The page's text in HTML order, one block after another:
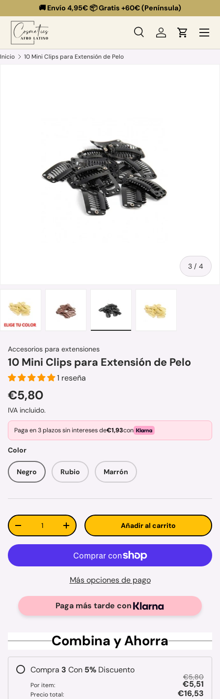
Ir al contenido
🚚 Envío 4,95€ 📦 Gratis +60€ (Península)
Buscar
Buscar
BuscarIniciar sesión
Carrito
Menú
Inicio 10 Mini Clips para Extensión de Pelo
3 / de
4
Accesorios para extensiones
10 Mini Clips para Extensión de Pelo
1 reseña
Precio normal
€5,80
IVA incluido.
Paga en 3 plazos sin intereses de€1,93con
Color
Negro Rubio Marrón
Cant.
Disminuir cantidadAumentar la cantidadAñadir al carrito
Más opciones de pago
Paga más tarde con
Combina y Ahorra
Compra 3 Con 5% Discuento
Por item:
€5,80
€5,51
Precio total:
€16,53